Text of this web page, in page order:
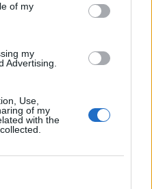
of my
my
Advertising.
Use,
of my
with the
said…
Τεχνικός
Ηγέτη
Access
Security